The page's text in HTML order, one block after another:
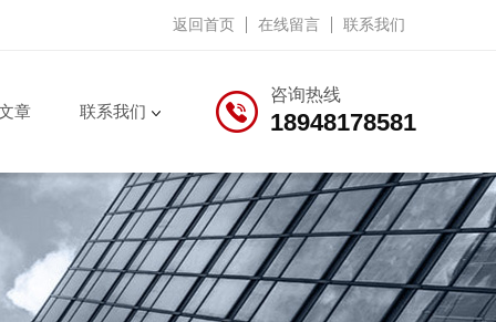
返回首页 在线留言 联系我们
咨询热线
18948178581
章 联系我们